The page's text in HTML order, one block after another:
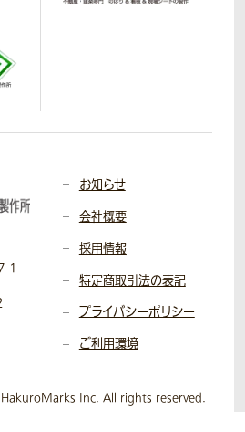
1
お知らせ
会社概要
採用情報
特定商取引法の表記
プライバシーポリシー
ご利用環境
Inc. All rights reserved.